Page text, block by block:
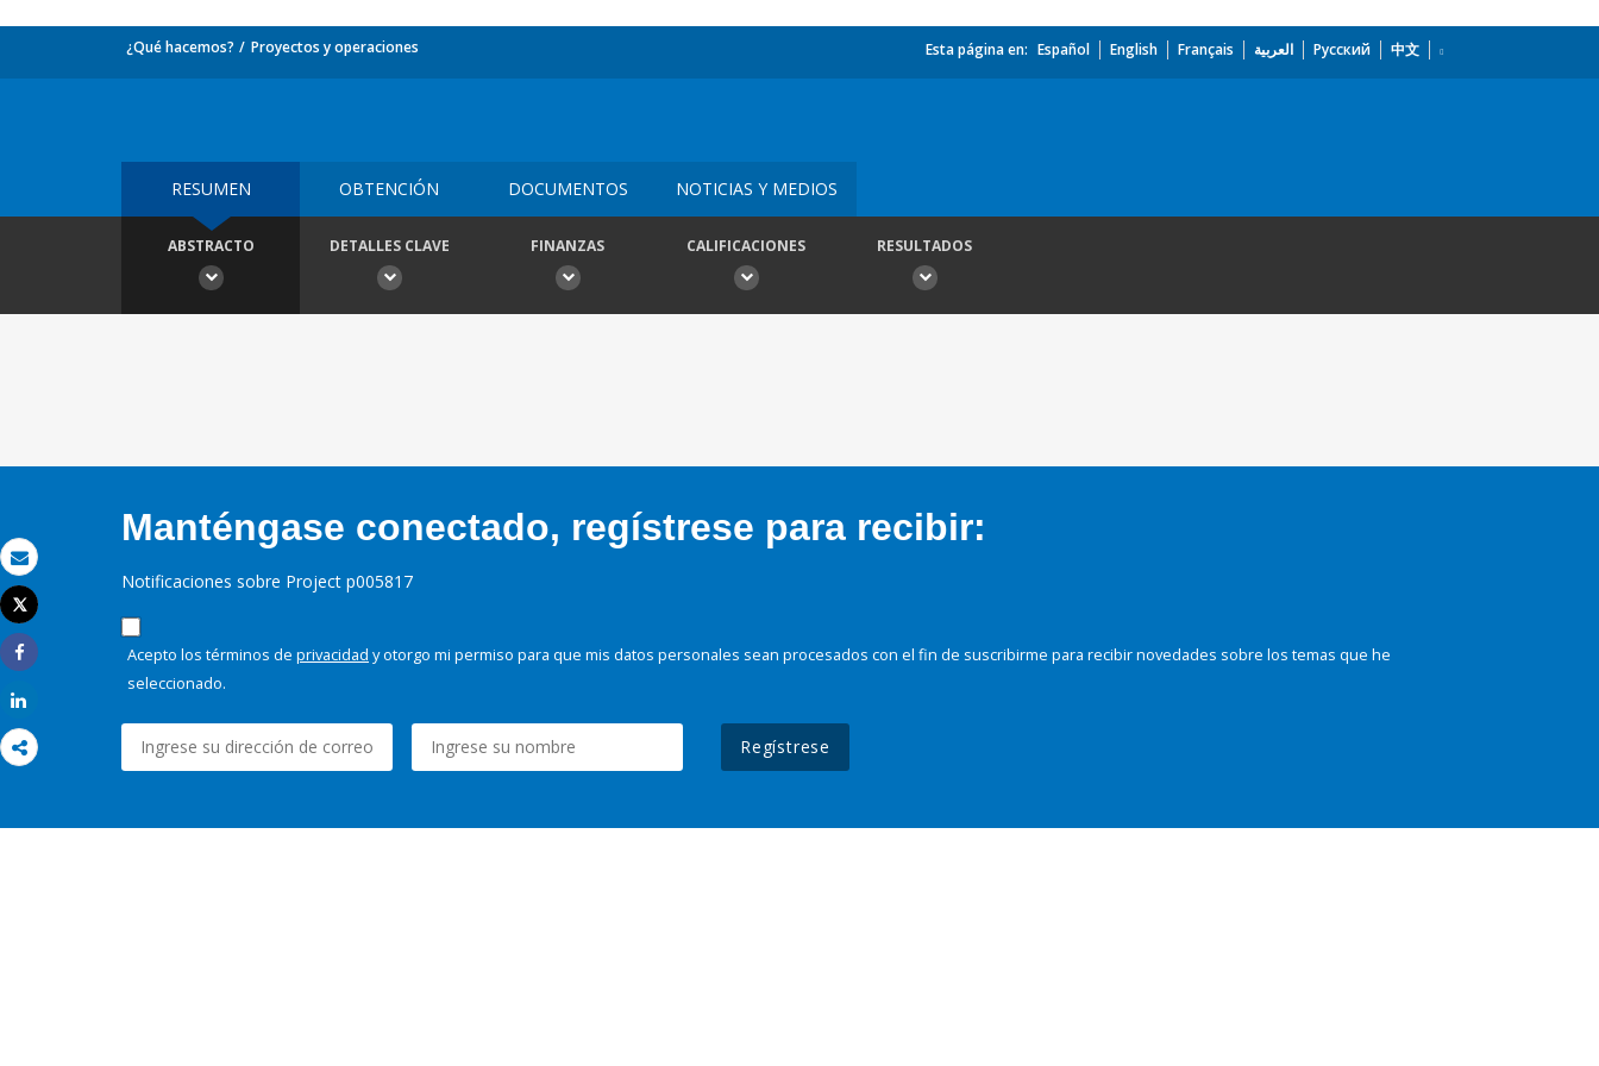
Correo electrónico
Imprimir
Tweet
Share
¿Qué hacemos? Proyectos y operaciones Esta página en: Español English Français العربية Русский 中文
RESUMEN OBTENCIÓN DOCUMENTOS NOTICIAS Y MEDIOS
ABSTRACTO DETALLES CLAVE FINANZAS CALIFICACIONES RESULTADOS
Manténgase conectado, regístrese para recibir:
Notificaciones sobre Project p005817
Acepto los términos de privacidad y otorgo mi permiso para que mis datos personales sean procesados con el fin de suscribirme para recibir novedades sobre los temas que he
seleccionado.
Regístrese